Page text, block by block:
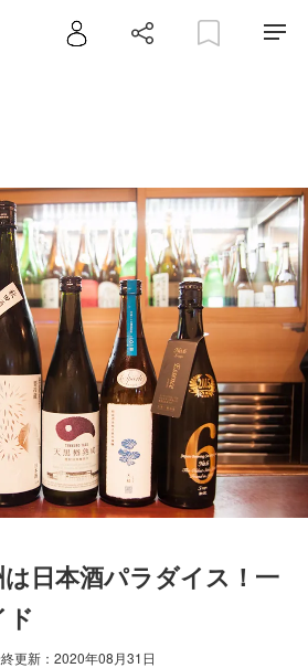
日本酒パラダイス！一
ド
更新：2020年08月31日